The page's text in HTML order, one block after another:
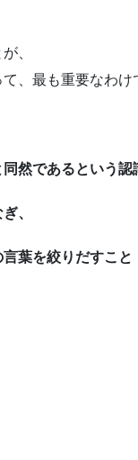
、
、最も重要なわけ
然であるという認
、
葉を絞りだすこと